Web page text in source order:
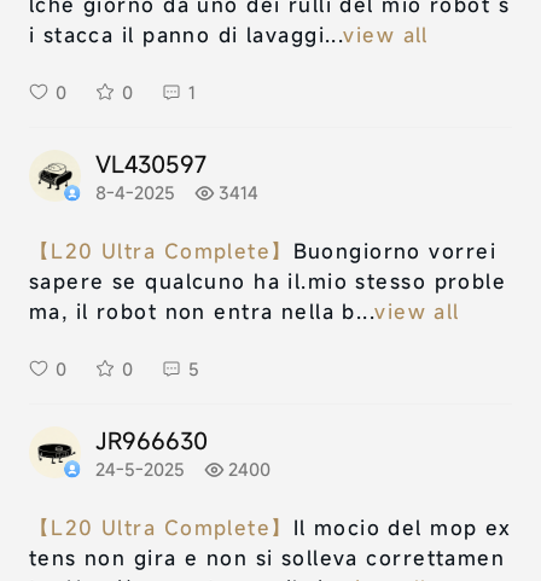
i stacca il panno di lavaggi...view all
0 0 1
VL430597
8-4-2025 3414
【L20 Ultra Complete】 Buongiorno vorrei
sapere se qualcuno ha il.mio stesso proble
ma, il robot non entra nella b...view all
0 0 5
JR966630
24-5-2025 2400
【L20 Ultra Complete】 Il mocio del mop ex
tens non gira e non si solleva correttamen